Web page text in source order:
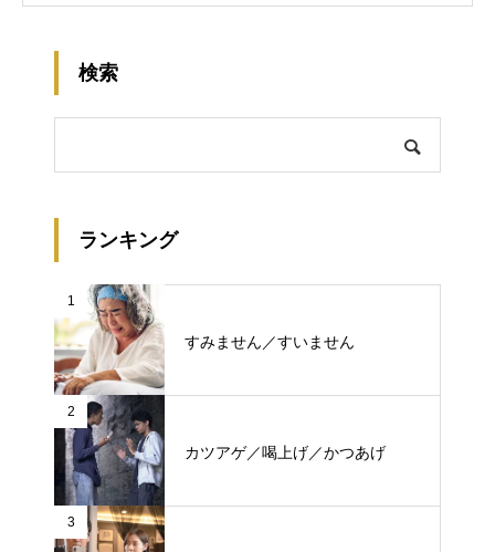
検索
ランキング
1
すみません／すいません
2
カツアゲ／喝上げ／かつあげ
3